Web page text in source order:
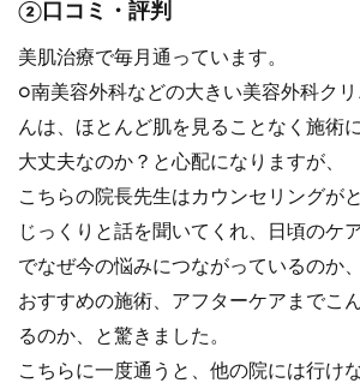
②口コミ・評判
美肌治療で毎月通っています。
○南美容外科などの大きい美容外科ク
んは、ほとんど肌を見ることなく施術
大丈夫なのか？と心配になりますが、
こちらの院長先生はカウンセリングが
じっくりと話を聞いてくれ、日頃のケ
でなぜ今の悩みにつながっているのか
おすすめの施術、アフターケアまでこ
るのか、と驚きました。
こちらに一度通うと、他の院には行け